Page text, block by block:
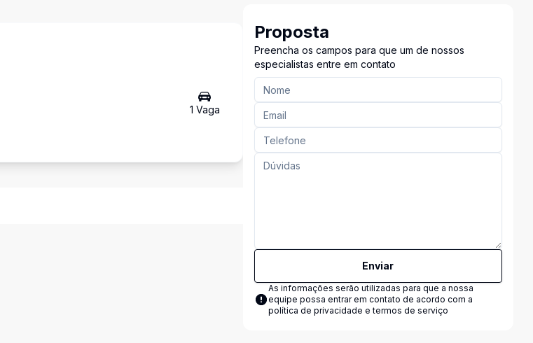
1 Vaga
Proposta
Preencha os campos para que um de nossos
especialistas entre em contato
Enviar
As informações serão utilizadas para que a nossa
equipe possa entrar em contato de acordo com a
política de privacidade e termos de serviço